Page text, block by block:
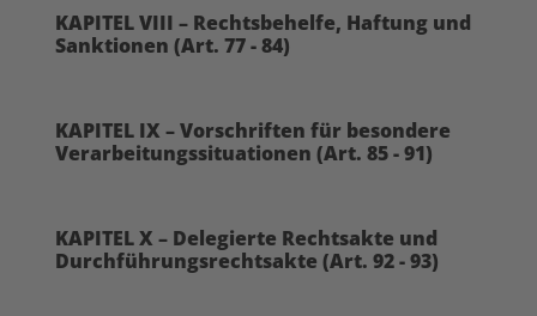
KAPITEL VIII – Rechtsbehelfe, Haftung und
Sanktionen (Art. 77 - 84)
KAPITEL IX – Vorschriften für besondere
Verarbeitungssituationen (Art. 85 - 91)
KAPITEL X – Delegierte Rechtsakte und
Durchführungsrechtsakte (Art. 92 - 93)